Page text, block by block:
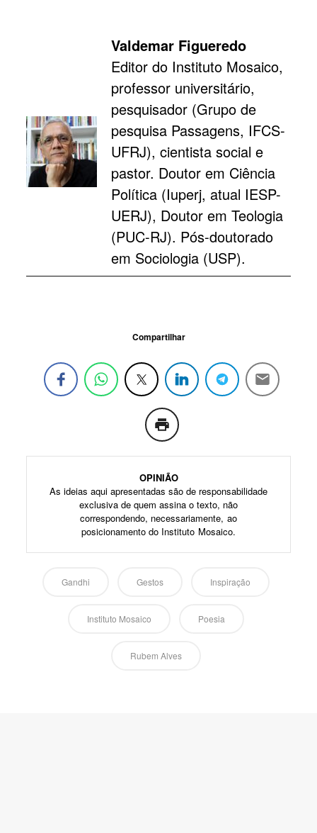
Valdemar Figueredo
Editor do Instituto Mosaico,
professor universitário,
pesquisador (Grupo de
pesquisa Passagens, IFCS-
UFRJ), cientista social e
pastor. Doutor em Ciência
Política (Iuperj, atual IESP-
UERJ), Doutor em Teologia
(PUC-RJ). Pós-doutorado
em Sociologia (USP).
Compartilhar
OPINIÃO
As ideias aqui apresentadas são de responsabilidade
exclusiva de quem assina o texto, não
correspondendo, necessariamente, ao
posicionamento do Instituto Mosaico.
Gandhi Gestos Inspiração
Instituto Mosaico Poesia
Rubem Alves